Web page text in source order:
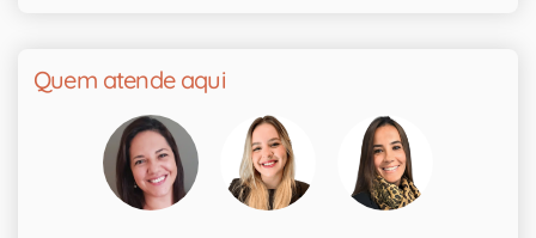
Quem atende aqui